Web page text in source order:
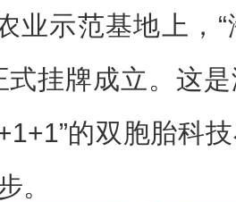
业示范基地上，
式挂牌成立。这
的双胞胎科
。